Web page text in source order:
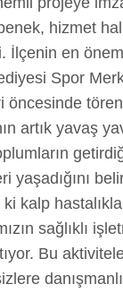
hizmet
İlçenin en
Spor
öncesinde
artık yavaş
yaşadığını
kalp
sağlıklı
Bu